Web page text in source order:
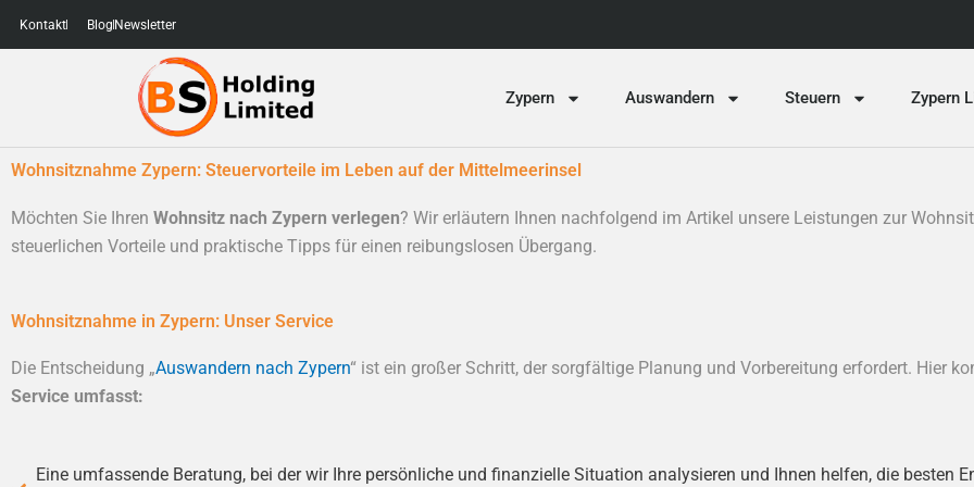
Kontakt Blog Newsletter
Zypern Auswandern Steuern Zypern
Wohnsitznahme Zypern: Steuervorteile im Leben auf der Mittelmeerinsel
Möchten Sie Ihren Wohnsitz nach Zypern verlegen? Wir erläutern Ihnen nachfolgend im Artikel unsere Leistungen zur
steuerlichen Vorteile und praktische Tipps für einen reibungslosen Übergang.
Wohnsitznahme in Zypern: Unser Service
Die Entscheidung „Auswandern nach Zypern“ ist ein großer Schritt, der sorgfältige Planung und Vorbereitung erfordert. Hier
Service umfasst:
Eine umfassende Beratung, bei der wir Ihre persönliche und finanzielle Situation analysieren und Ihnen helfen, die besten